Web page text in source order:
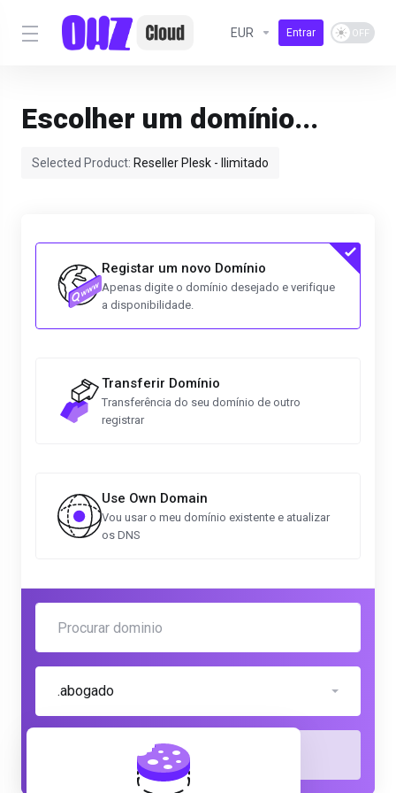
EUR Entrar
Escolher um domínio...
Selected Product: Reseller Plesk - Ilimitado
Registar um novo Domínio
Apenas digite o domínio desejado e verifique
a disponibilidade.
Transferir Domínio
Transferência do seu domínio de outro
registrar
Use Own Domain
Vou usar o meu domínio existente e atualizar
os DNS
.abogado
Verificar